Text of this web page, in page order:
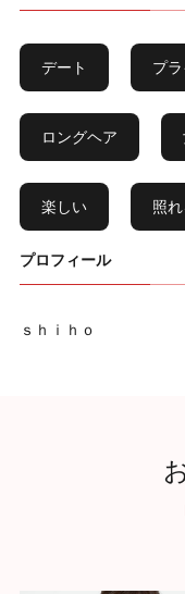
デート プ
ロングヘア
楽しい 照れ
プロフィール
ｓｈｉｈｏ